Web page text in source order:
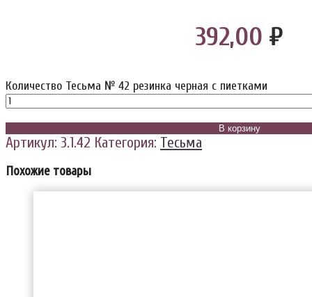
392,00 ₽
Количество Тесьма № 42 резинка черная с пиетками
В корзину
Артикул: 3.1.42 Категория: Тесьма
Похожие товары